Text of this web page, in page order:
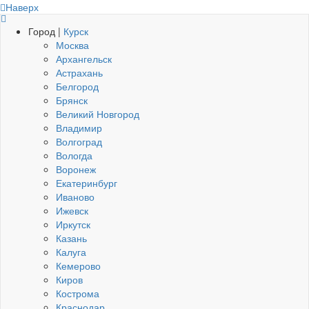
Наверх
Город | Курск
Москва
Архангельск
Астрахань
Белгород
Брянск
Великий Новгород
Владимир
Волгоград
Вологда
Воронеж
Екатеринбург
Иваново
Ижевск
Иркутск
Казань
Калуга
Кемерово
Киров
Кострома